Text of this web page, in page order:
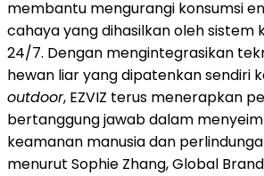
membantu mengurangi konsumsi
cahaya yang dihasilkan oleh sistem
24/7. Dengan mengintegrasikan
hewan liar yang dipatenkan sendiri
outdoor, EZVIZ terus menerapkan
bertanggung jawab dalam
keamanan manusia dan
menurut Sophie Zhang, Global